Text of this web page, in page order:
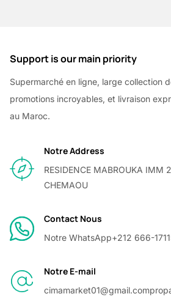
Support is our main priority
Supermarché en ligne, large collection
promotions incroyables, et livraison
au Maroc.
Notre Address
RESIDENCE MABROUKA IMM
CHEMAOU
Contact Nous
Notre WhatsApp+212 666-
Notre E-mail
cimamarket01@gmail.com